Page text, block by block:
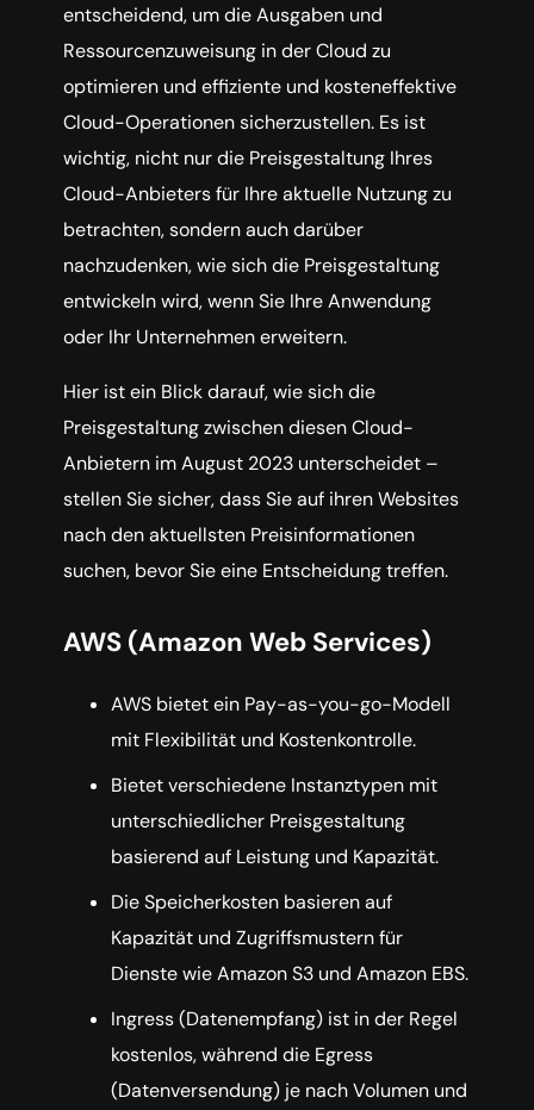
entscheidend, um die Ausgaben und
Ressourcenzuweisung in der Cloud zu
optimieren und effiziente und kosteneffektive
Cloud-Operationen sicherzustellen. Es ist
wichtig, nicht nur die Preisgestaltung Ihres
Cloud-Anbieters für Ihre aktuelle Nutzung zu
betrachten, sondern auch darüber
nachzudenken, wie sich die Preisgestaltung
entwickeln wird, wenn Sie Ihre Anwendung
oder Ihr Unternehmen erweitern.
Hier ist ein Blick darauf, wie sich die
Preisgestaltung zwischen diesen Cloud-
Anbietern im August 2023 unterscheidet –
stellen Sie sicher, dass Sie auf ihren Websites
nach den aktuellsten Preisinformationen
suchen, bevor Sie eine Entscheidung treffen.
AWS (Amazon Web Services)
AWS bietet ein Pay-as-you-go-Modell
mit Flexibilität und Kostenkontrolle.
Bietet verschiedene Instanztypen mit
unterschiedlicher Preisgestaltung
basierend auf Leistung und Kapazität.
Die Speicherkosten basieren auf
Kapazität und Zugriffsmustern für
Dienste wie Amazon S3 und Amazon EBS.
Ingress (Datenempfang) ist in der Regel
kostenlos, während die Egress
(Datenversendung) je nach Volumen und